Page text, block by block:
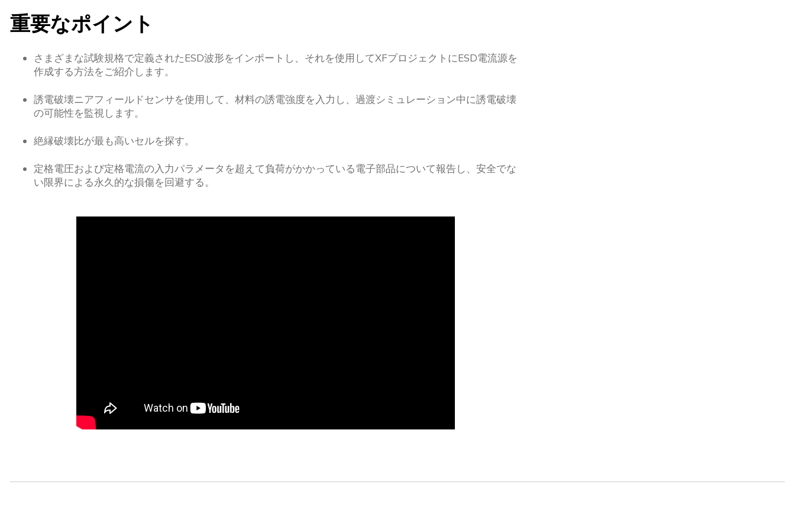
重要なポイント
さまざまな試験規格で定義されたESD波形をインポートし、それを使用してXFプロジェクトにESD電流源を
作成する方法をご紹介します。
誘電破壊ニアフィールドセンサを使用して、材料の誘電強度を入力し、過渡シミュレーション中に誘電破壊
の可能性を監視します。
絶縁破壊比が最も高いセルを探す。
定格電圧および定格電流の入力パラメータを超えて負荷がかかっている電子部品について報告し、安全でな
い限界による永久的な損傷を回避する。